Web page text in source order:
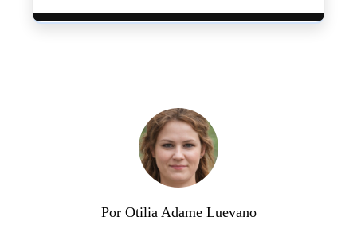
Por Otilia Adame Luevano